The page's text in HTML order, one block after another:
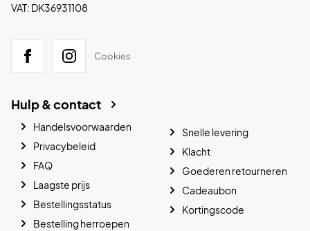
VAT: DK36931108
Cookies
Hulp & contact
Handelsvoorwaarden
Privacybeleid
FAQ
Laagste prijs
Bestellingsstatus
Bestelling herroepen
Snelle levering
Klacht
Goederen retourneren
Cadeaubon
Kortingscode